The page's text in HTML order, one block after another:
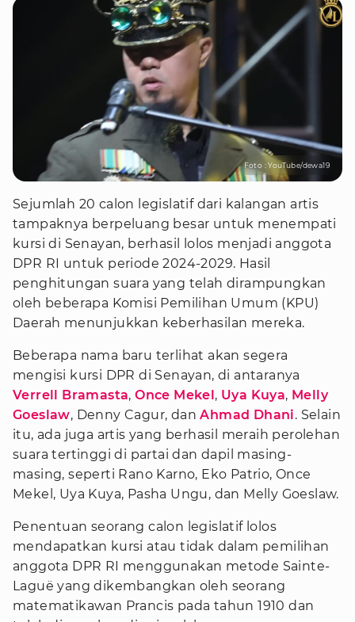
Foto : YouTube/dewa19
Sejumlah 20 calon legislatif dari kalangan artis
tampaknya berpeluang besar untuk menempati
kursi di Senayan, berhasil lolos menjadi anggota
DPR RI untuk periode 2024-2029. Hasil
penghitungan suara yang telah dirampungkan
oleh beberapa Komisi Pemilihan Umum (KPU)
Daerah menunjukkan keberhasilan mereka.
Beberapa nama baru terlihat akan segera
mengisi kursi DPR di Senayan, di antaranya
Verrell Bramasta,Once Mekel, Uya Kuya, Melly
Goeslaw, Denny Cagur, danAhmad Dhani. Selain
itu, ada juga artis yang berhasil meraih perolehan
suara tertinggi di partai dan dapil masing-
masing, seperti Rano Karno, Eko Patrio, Once
Mekel, Uya Kuya, Pasha Ungu, dan Melly Goeslaw.
Penentuan seorang calon legislatif lolos
mendapatkan kursi atau tidak dalam pemilihan
anggota DPR RI menggunakan metode Sainte-
Laguë yang dikembangkan oleh seorang
matematikawan Prancis pada tahun 1910 dan